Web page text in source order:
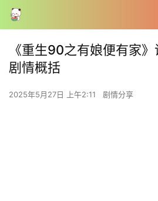
《重生90之有娘便有家》
剧情概括
2025年5月27日 上午2:11 剧情分享